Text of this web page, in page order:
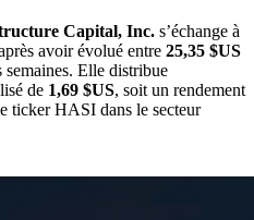
Capital, Inc. s’échange à
avoir évolué entre 25,35 $US
semaines. Elle distribue
de 1,69 $US, soit un rendement
tickerHASI dans le secteur